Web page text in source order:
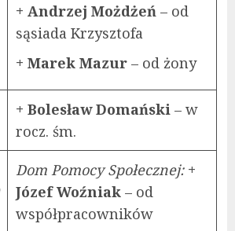
+ Andrzej Możdżeń – od
sąsiada Krzysztofa
+ Marek Mazur – od żony
+ Bolesław Domański – w
rocz. śm.
Dom Pomocy Społecznej: +
Józef Woźniak – od
współpracowników